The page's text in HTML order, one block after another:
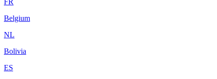
Belgium
NL
Bolivia
ES